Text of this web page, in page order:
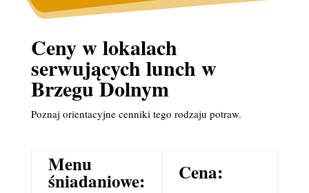
Ceny w lokalach
serwujących lunch w
Brzegu Dolnym
Poznaj orientacyjne cenniki tego rodzaju potraw.
Menu
śniadaniowe: Cena: